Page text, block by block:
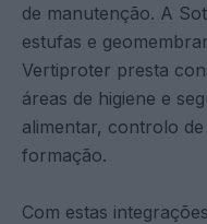
de manutenção. A
estufas e
Vertiproter presta
áreas de higiene e
alimentar, controlo
formação.
Com estas